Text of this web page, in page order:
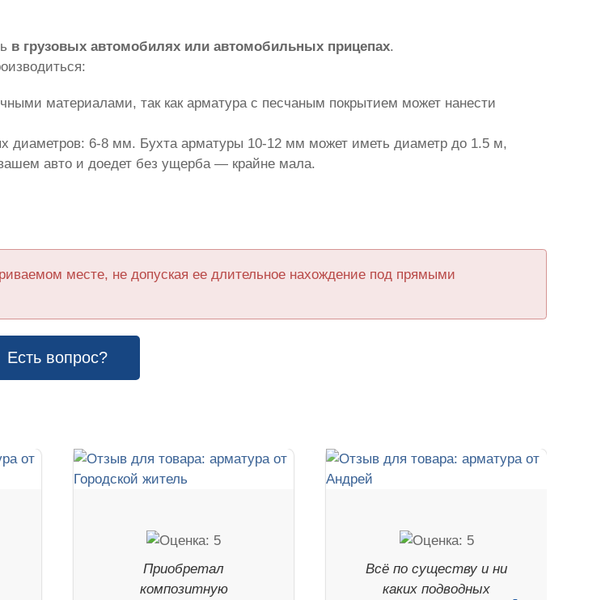
в грузовых автомобилях или автомобильных прицепах.
материалами, так как арматура с песчаным покрытием может нанести
диаметров: 6-8 мм. Бухта арматуры 10-12 мм может иметь диаметр до 1.5 м,
вашем авто и доедет без ущерба — крайне мала.
месте, не допуская ее длительное нахождение под прямыми
Есть вопрос?
Приобретал
композитную
Всё по существу и ни
каких подводных